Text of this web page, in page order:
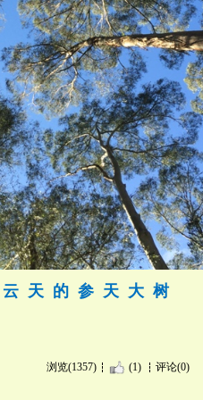
天 的 参 天 大 树
浏览(1357) (1) 评论(0)